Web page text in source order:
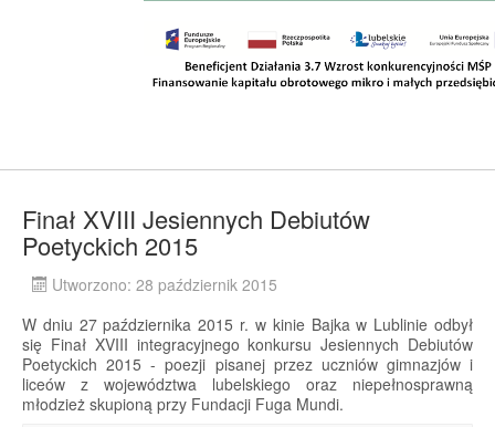
Finał XVIII Jesiennych Debiutów
Poetyckich 2015
Utworzono: 28 październik 2015
W dniu 27 października 2015 r. w kinie Bajka w Lublinie odbył
się Finał XVIII integracyjnego konkursu Jesiennych Debiutów
Poetyckich 2015 - poezji pisanej przez uczniów gimnazjów i
liceów z województwa lubelskiego oraz niepełnosprawną
młodzież skupioną przy Fundacji Fuga Mundi.